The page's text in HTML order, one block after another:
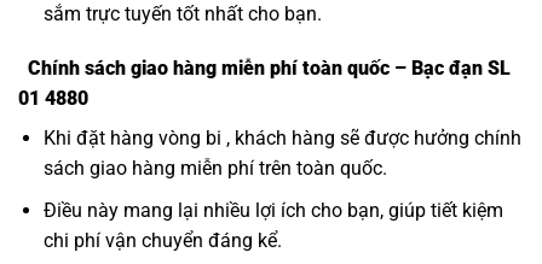
sắm trực tuyến tốt nhất cho bạn.
Chính sách giao hàng miễn phí toàn quốc – Bạc đạn SL
01 4880
Khi đặt hàng vòng bi , khách hàng sẽ được hưởng chính
sách giao hàng miễn phí trên toàn quốc.
Điều này mang lại nhiều lợi ích cho bạn, giúp tiết kiệm
chi phí vận chuyển đáng kể.